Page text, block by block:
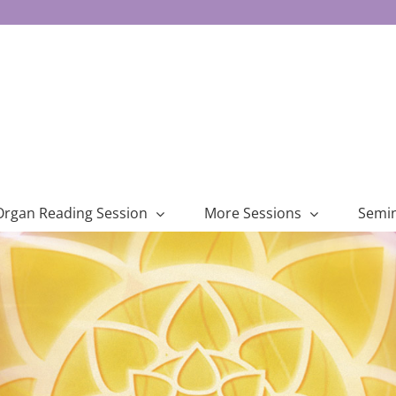
Reading Session More Sessions